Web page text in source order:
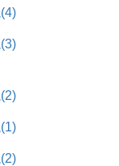
(4)
(3)
(2)
(1)
(2)